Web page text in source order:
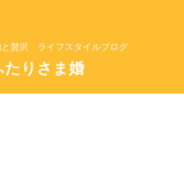
と贅沢 ライフスタイルブログ
たりさま婚